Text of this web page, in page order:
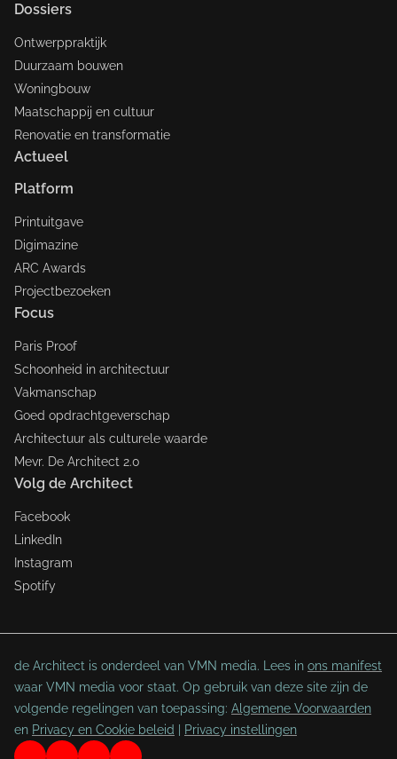
Dossiers
Ontwerppraktijk
Duurzaam bouwen
Woningbouw
Maatschappij en cultuur
Renovatie en transformatie
Actueel
Platform
Printuitgave
Digimazine
ARC Awards
Projectbezoeken
Focus
Paris Proof
Schoonheid in architectuur
Vakmanschap
Goed opdrachtgeverschap
Architectuur als culturele waarde
Mevr. De Architect 2.0
Volg de Architect
Facebook
LinkedIn
Instagram
Spotify
de Architect is onderdeel van VMN media. Lees in ons manifest
waar VMN media voor staat. Op gebruik van deze site zijn de
volgende regelingen van toepassing: Algemene Voorwaarden
en Privacy en Cookie beleid Privacy instellingen